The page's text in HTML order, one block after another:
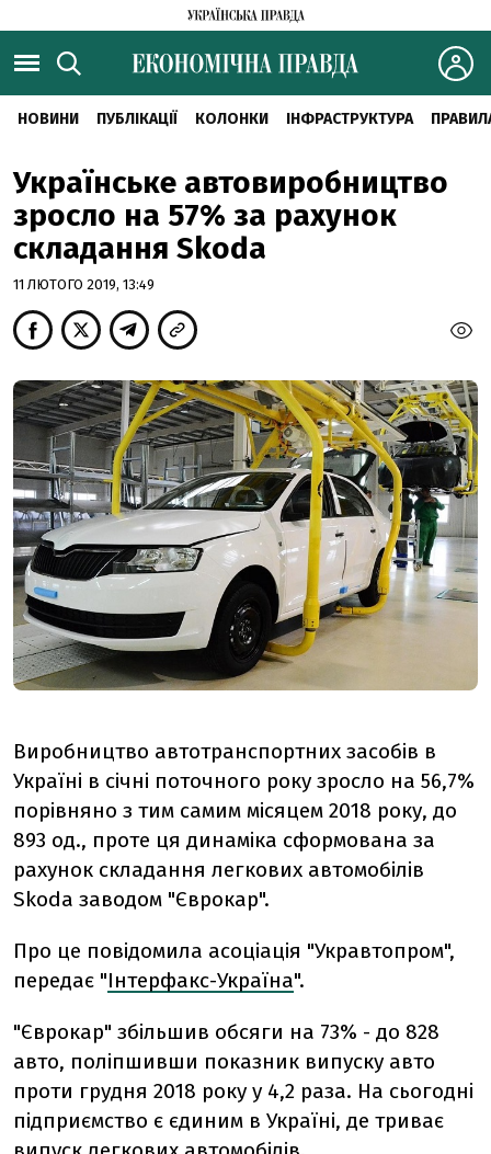
НОВИНИ ПУБЛІКАЦІЇ КОЛОНКИ ІНФРАСТРУКТУРА
Українське автовиробництво
зросло на 57% за рахунок
складання Skoda
11 ЛЮТОГО 2019, 13:49
Виробництво автотранспортних засобів в
Україні в січні поточного року зросло на 56,7%
порівняно з тим самим місяцем 2018 року, до
893 од., проте ця динаміка сформована за
рахунок складання легкових автомобілів
Skoda заводом "Єврокар".
Про це повідомила асоціація "Укравтопром",
передає "Інтерфакс-Україна".
"Єврокар" збільшив обсяги на 73% - до 828
авто, поліпшивши показник випуску авто
проти грудня 2018 року у 4,2 раза. На сьогодні
підприємство є єдиним в Україні, де триває